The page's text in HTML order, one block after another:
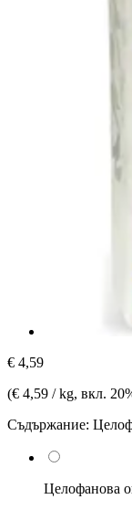
€ 4,59
(€ 4,59 / kg, вкл.
Съдържание:
Целофанова